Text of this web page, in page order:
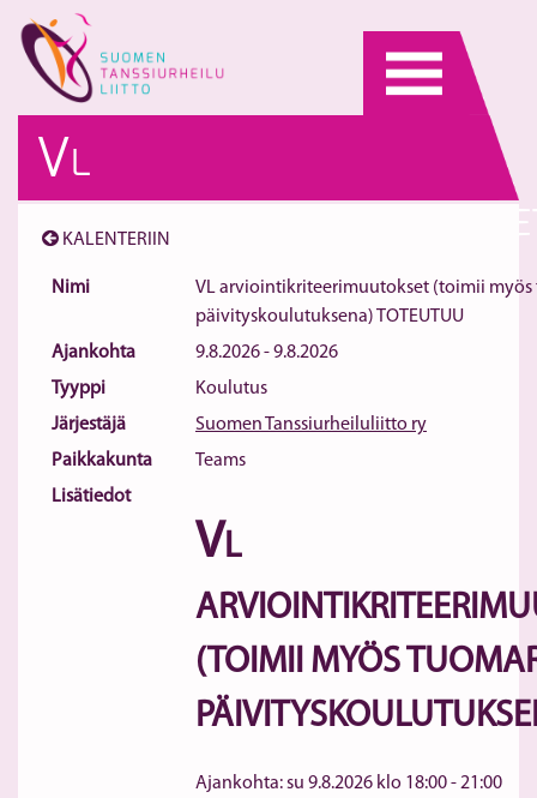
content
VL
(TOIMII MYÖS
TUOMAREIDEN
PÄIVITYSKOULUTUKSENA)
TOTEUTUU
KALENTERIIN
Nimi
VL arviointikriteerimuutokset (toimii
päivityskoulutuksena) TOTEUTUU
Ajankohta
9.8.2026 - 9.8.2026
Tyyppi
Koulutus
Järjestäjä
Suomen Tanssiurheiluliitto ry
Paikkakunta
Teams
Lisätiedot
VL
(TOIMII MYÖS
Ajankohta: su 9.8.2026 klo 18:00 - 21:00